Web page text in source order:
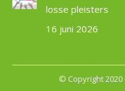
losse pleisters
16 juni 2026
© Copyright 2020